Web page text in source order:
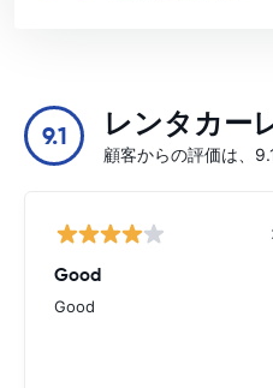
9.1 レンタカー
顧客からの評価は、
Good
Good